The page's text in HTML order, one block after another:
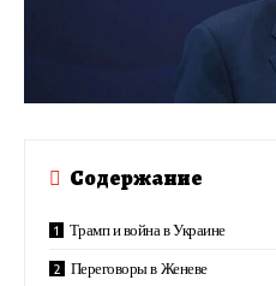
Содержание
Трамп и война в Украине
Переговоры в Женеве